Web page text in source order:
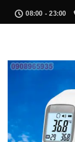
08:00 - 23:00